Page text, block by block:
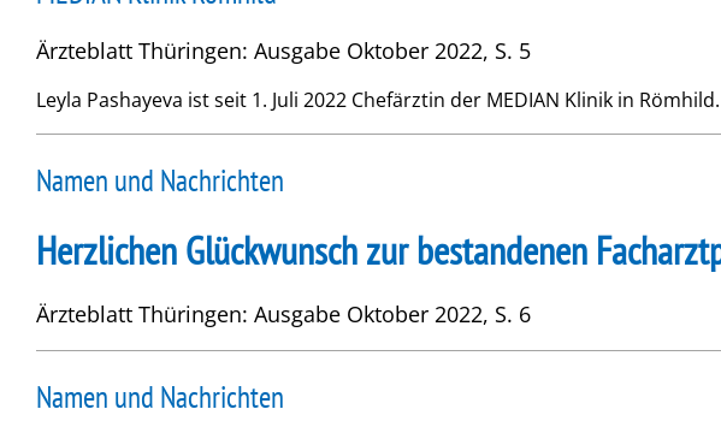
Ärzteblatt Thüringen: Ausgabe Oktober 2022, S. 5
Leyla Pashayeva ist seit 1. Juli 2022 Chefärztin der MEDIAN Klinik in Römhild.
Namen und Nachrichten
Herzlichen Glückwunsch zur bestandenen
Ärzteblatt Thüringen: Ausgabe Oktober 2022, S. 6
Namen und Nachrichten